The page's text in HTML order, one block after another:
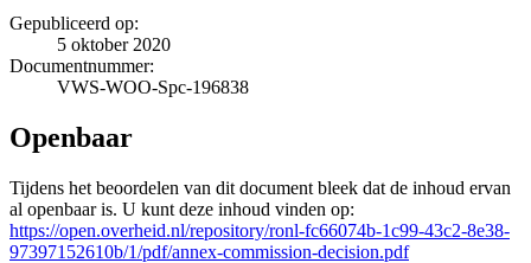
Gepubliceerd op:
5 oktober 2020
Documentnummer:
VWS-WOO-Spc-196838
Openbaar
Tijdens het beoordelen van dit document bleek dat de inhoud ervan
al openbaar is. U kunt deze inhoud vinden op:
https://open.overheid.nl/repository/ronl-fc66074b-1c99-43c2-8e38-
97397152610b/1/pdf/annex-commission-decision.pdf